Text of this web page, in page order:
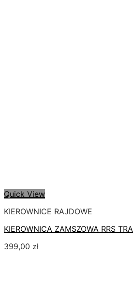
Quick View
KIEROWNICE RAJDOWE
KIEROWNICA ZAMSZOWA RRS
399,00 zł